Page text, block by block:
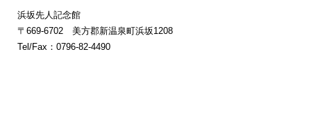
浜坂先人記念館
〒669-6702 美方郡新温泉町浜坂1208
Tel/Fax：0796-82-4490